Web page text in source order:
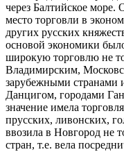
через Балтийское
место торговли в
других русских
основой экономики
широкую торговлю не
Владимирским,
зарубежными странами
Данцигом, городами
значение имела
прусских, ливонских,
ввозила в Новгород не
стран, т.е. вела